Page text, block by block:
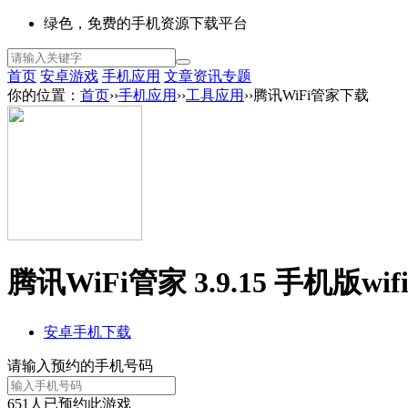
绿色，免费的手机资源下载平台
首页 安卓游戏 手机应用 文章资讯专题
你的位置： 首页››手机应用 ››工具应用 ››腾讯WiFi管家下载
腾讯WiFi管家 3.9.15 手机版
安卓手机下载
请输入预约的手机号码
651 人已预约此游戏